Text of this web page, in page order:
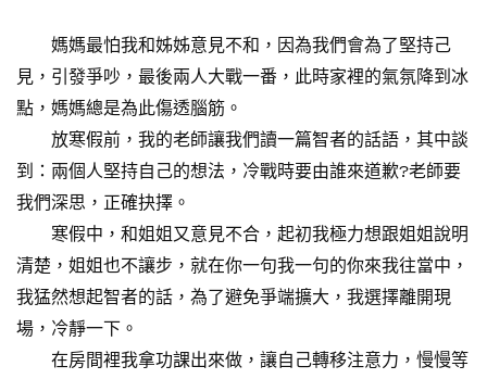
媽媽最怕我和姊姊意見不和，因為我們會為了堅持己
見，引發爭吵，最後兩人大戰一番，此時家裡的氣氛降到冰
點，媽媽總是為此傷透腦筋。
放寒假前，我的老師讓我們讀一篇智者的話語，其中談
到：兩個人堅持自己的想法，冷戰時要由誰來道歉?老師要
我們深思，正確抉擇。
寒假中，和姐姐又意見不合，起初我極力想跟姐姐說明
清楚，姐姐也不讓步，就在你一句我一句的你來我往當中，
我猛然想起智者的話，為了避免爭端擴大，我選擇離開現
場，冷靜一下。
在房間裡我拿功課出來做，讓自己轉移注意力，慢慢等